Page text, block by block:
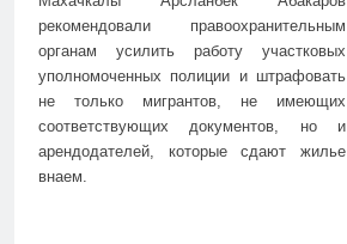
рекомендовали правоохранительным
органам усилить работу участковых
уполномоченных полиции и штрафовать
не только мигрантов, не имеющих
соответствующих документов, но и
арендодателей, которые сдают жилье
внаем.